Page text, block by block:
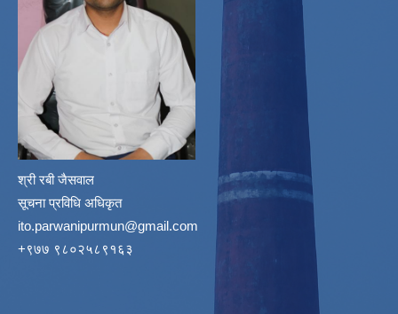
श्री रबी जैसवाल
सूचना प्रविधि अधिकृत
ito.parwanipurmun@gmail.com
‌+९७७ ९८०२५८९१६३